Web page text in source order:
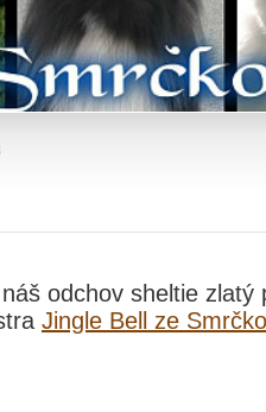
odchov sheltie zlatý
Jingle Bell ze